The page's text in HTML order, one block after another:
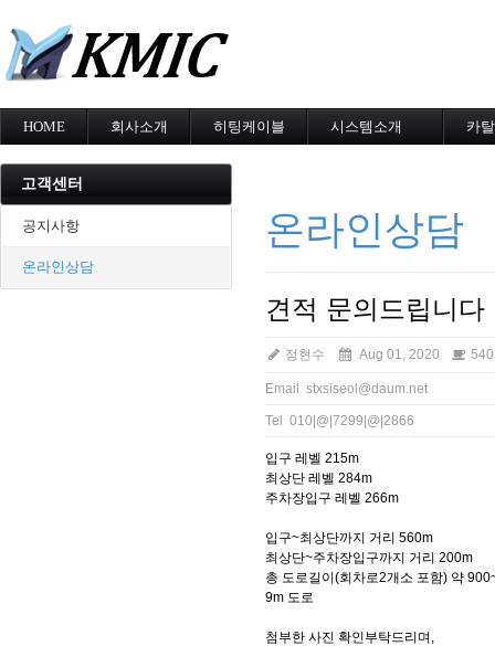
HOME 회사소개 히팅케이블
지붕융설
시스템소개
동파방지
소화배관투입형
카
고객센터
공지사항
온라인상담
온라인상담
견적 문의드립니다
정현수 Aug 01, 2020 540
Email stxsiseol@daum.net
Tel 010|@|7299|@|2866
입구 레벨 215m
최상단 레벨 284m
주차장입구 레벨 266m
입구~최상단까지 거리 560m
최상단~주차장입구까지 거리 200m
총 도로길이(회차로2개소 포함) 약
9m 도로
첨부한 사진 확인부탁드리며,